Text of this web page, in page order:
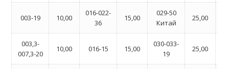
003-19 10,00
016-022-
36
15,00
029-50
Китай
25,00
003,3-
007,3-20
10,00 016-15 15,00
030-033-
19
25,00